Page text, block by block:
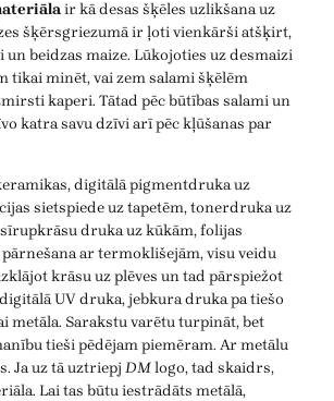
ir kā desas šķēles uzlikšana uz
šķērsgriezumā ir ļoti vienkārši atšķirt,
un beidzas maize. Lūkojoties uz desmaizi
tikai minēt, vai zem salami šķēlēm
kaperi. Tātad pēc būtības salami un
katra savu dzīvi arī pēc kļūšanas par
digitālā pigmentdruka uz
sietspiede uz tapetēm, tonerdruka uz
druka uz kūkām, folijas
ar termoklišejām, visu veidu
krāsu uz plēves un tad pārspiežot
UV druka, jebkura druka pa tiešo
metāla. Sarakstu varētu turpināt, bet
tieši pēdējam piemēram. Ar metālu
Ja uz tā uztriepj DMlogo, tad skaidrs,
Lai tas būtu iestrādāts metālā,